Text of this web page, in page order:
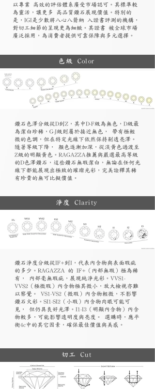
以專業 高效的評估體系廣受市場認可。其標準較
為靈活，讓更多 高品質鑽石展現價值。特別的
是，IGI是少數將八心八箭納 入證書評測的機構，
對切工細節的呈現更為細緻。其證書 被全球市場
廣泛採用，為消費者提供可靠保障與多元選擇。
色級 Color
鑽石色澤分級從D到Z，其中D-F級為無色，D級最
為潔白珍稀，G-J級則屬於接近無色， 帶有極輕
微的色調，但在特定光線下依然保持剔透亮澤。
隨著等級下降， 顏色逐漸加深，從淡黃色過渡至
Z級的明顯黃色。RAGAZZA推薦與嚴選最高等級
的D色澤鑽石，這些鑽石無瑕潔白，無論在任何光
線下都能展現出極致的璀璨光彩，完美詮釋其稀
有珍貴的無可比擬價值。
淨度 Clarity
鑽石淨度分級從IF+到I，代表內含物與表面瑕疵
的多少。RAGAZZA 的 IF+（內部無瑕）極為稀
有， 內部毫無瑕疵，展現純淨光彩。VVS1-
VVS2（極微瑕）內含物極其微小，放大檢視亦難
以察覺。 VS1-VS2（微瑕）內含物輕微，不影響
鑽石火彩。SI1-SI2（小瑕）內含物肉眼可能可
見， 但仍具良好光澤。I1-I3（明顯內含物）內含
物較多，可能影響透明度與亮度。 選購時，應平
衡4c中的其它因素，確保最佳價值與美感。
切工 Cut